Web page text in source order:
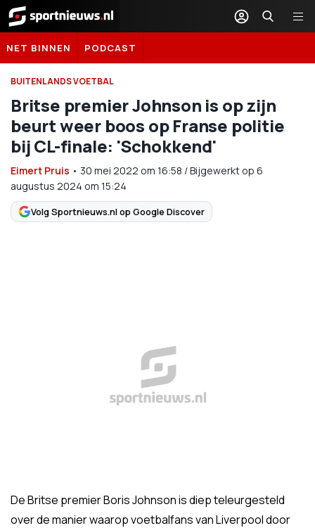
Sportnieuws.nl
NET BINNEN PODCAST
BUITENLANDS VOETBAL
Britse premier Johnson is op zijn
beurt weer boos op Franse politie
bij CL-finale: 'Schokkend'
Eimert Pruis • 30 mei 2022 om 16:58 /Bijgewerkt op 6
augustus 2024 om 15:24
Volg Sportnieuws.nl op Google Discover
De Britse premier Boris Johnson is diep teleurgesteld
over de manier waarop voetbalfans van Liverpool door